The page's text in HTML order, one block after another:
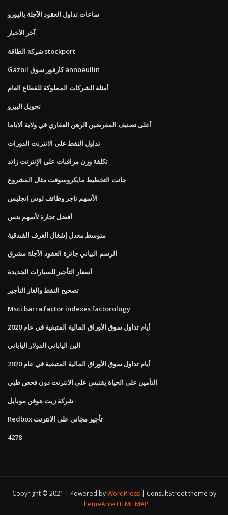
ساعات تداول العقود الآجلة باليورو
آخر الأخبار
شركة الطاقة stockport
Gazoil كارفور سوق annoeullin
أمثلة الشركات المملوكة للقطاع العام
تحويل البيزو
أعلى تصنيف المقرضين الرهن العقاري في ولاية ألاباما
تداول النفط على الانترنت الدورات
تكلفة وزن مراقبات على الإنترنت زائد
جانت التخطيط مايكروسوفت مثال المشروع
الأسهم تاجر وظائف لوس انجليس
أفضل تجارة لأسهم بنس
متوسط ​​معدل إشغال الغرف الفندقية
الرسم البياني جائزة العقود الآجلة مشرق
أسعار التأجير للسيارات الجديدة
تصحيح النفط والغاز التأجير
Msci barra factor indexes factorology
أيام تداول سوق الأوراق المالية المتبقية في عام 2020
الين الياباني الدولار الياباني
أيام تداول سوق الأوراق المالية المتبقية في عام 2020
التأمين على الحياة يقتبس على الانترنت دون فحص طبي
شركة زيت هوفن موبايل
Redbox تأجير مجاني على الانترنت
4278
Copyright © 2021 | Powered byWordPress
ConsultStreet theme by
ThemeArile HTML MAP